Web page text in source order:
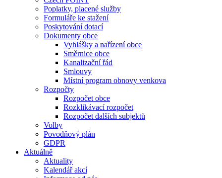
Poplatky, placené služby
Formuláře ke stažení
Poskytování dotací
Dokumenty obce
Vyhlášky a nařízení obce
Směrnice obce
Kanalizační řád
Smlouvy
Místní program obnovy venkova
Rozpočty
Rozpočet obce
Rozklikávací rozpočet
Rozpočet dalších subjektů
Volby
Povodňový plán
GDPR
Aktuálně
Aktuality
Kalendář akcí